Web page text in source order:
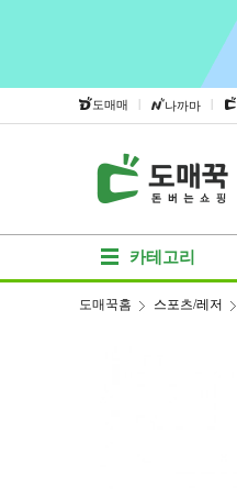
도매매 | 나까마 |
카테고리
도매꾹홈 스포츠/레저